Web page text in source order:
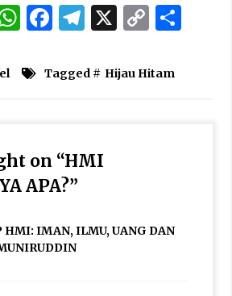
WhatsApp
Facebook
Telegram
X Copy
Tagged # Hijau Hitam
on “HMI
APA?”
HMI: IMAN, ILMU, UANG DAN